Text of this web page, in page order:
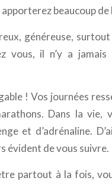
beaucoup de
généreuse,
vous, il n’y a jamais
! Vos journées
Dans la vie,
et d’adrénaline.
évident de vous suivre.
partout à la fois,